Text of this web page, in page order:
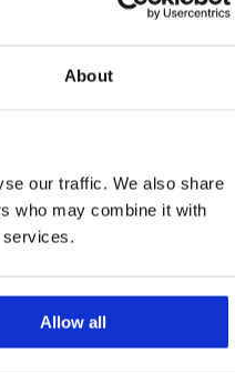
About
our traffic. We also share
who may combine it with
services.
Allow all